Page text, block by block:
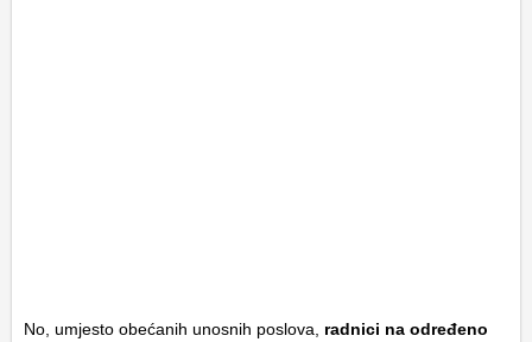
No, umjesto obećanih unosnih poslova, radnici na određeno